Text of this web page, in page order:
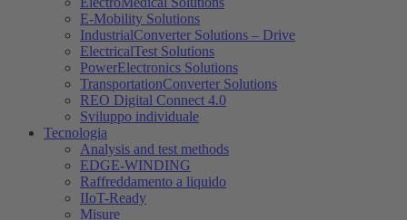
E-Mobility Solutions
IndustrialConverter Solutions – Drive
ElectricalTest Solutions
PowerElectronics Solutions
TransportationConverter Solutions
REO Digital Connect 4.0
Sviluppo individuale
Tecnologia
Analysis and test methods
EDGE-WINDING
Raffreddamento a liquido
IIoT-Ready
Misure